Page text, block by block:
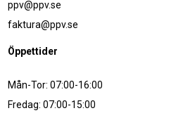
ppv@ppv.se
faktura@ppv.se
Öppettider
Mån-Tor: 07:00-16:00
Fredag: 07:00-15:00